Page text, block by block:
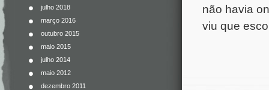
julho 2018
março 2016
outubro 2015
maio 2015
julho 2014
maio 2012
dezembro 2011
não havia
viu que